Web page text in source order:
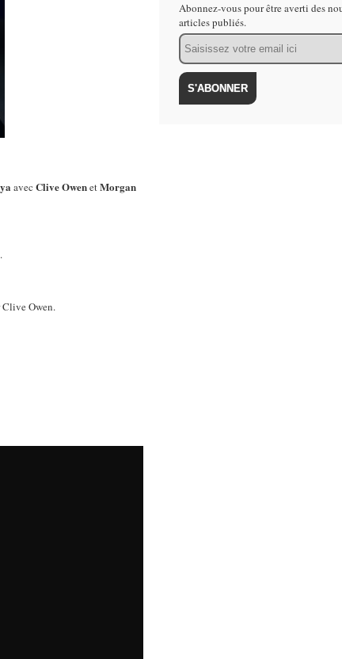
avec Clive OwenetMorgan
Owen.
Abonnez-vous pour être averti des
articles publiés.
Email